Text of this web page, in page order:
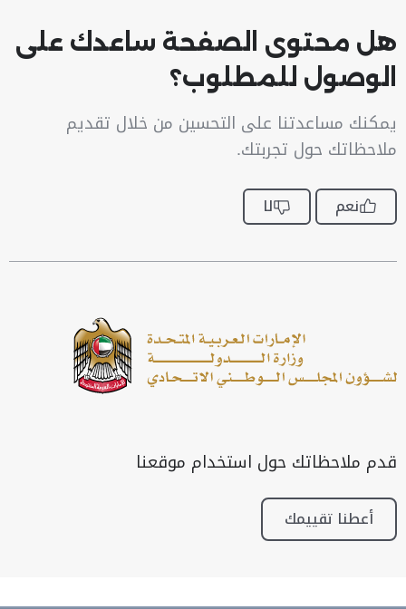
هل محتوى الصفحة ساعدك على
الوصول للمطلوب؟
يمكنك مساعدتنا على التحسين من خلال تقديم
ملاحظاتك حول تجربتك.
نعم لا
قدم ملاحظاتك حول استخدام موقعنا
أعطنا تقييمك